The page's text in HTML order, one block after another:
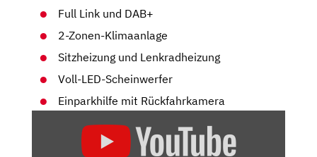
Full Link und DAB+
2-Zonen-Klimaanlage
Sitzheizung und Lenkradheizung
Voll-LED-Scheinwerfer
Einparkhilfe mit Rückfahrkamera